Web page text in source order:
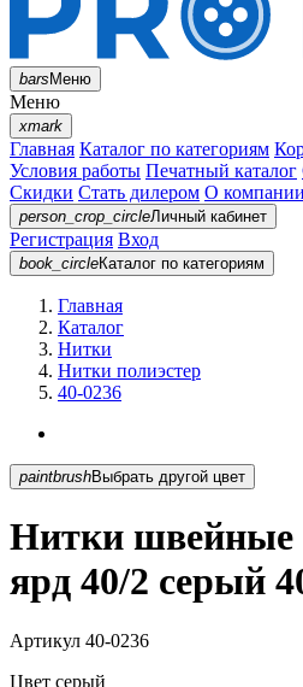
barsМеню
Меню
xmark
Главная Каталог по категориям
Условия работы Печатный каталог
Скидки Стать дилером О компании
person_crop_circleЛичный кабинет
Регистрация Вход
book_circleКаталог по категориям
Главная
Каталог
Нитки
Нитки полиэстер
40-0236
paintbrush Выбрать другой цвет
Нитки
ярд 40/2 серый
Артикул 40-0236
Цвет серый